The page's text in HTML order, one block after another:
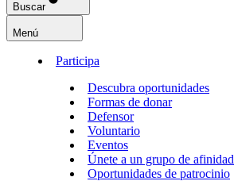
Buscar
Menú
Participa
Descubra oportunidades
Formas de donar
Defensor
Voluntario
Eventos
Únete a un grupo de afinidad
Oportunidades de patrocinio